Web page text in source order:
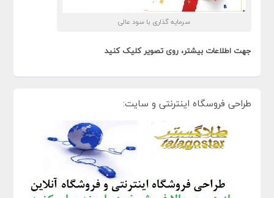
سرمایه گذاری با سود عالی
جهت اطلاعات بیشتر، روی تصویر کلیک کنید
طراحی فروسگاه اینترنتی و سایت: